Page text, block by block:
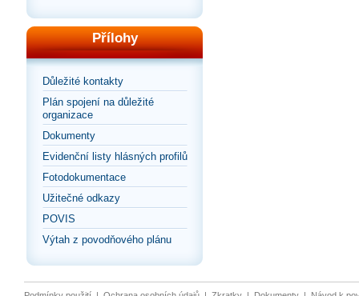
Přílohy
Důležité kontakty
Plán spojení na důležité
organizace
Dokumenty
Evidenční listy hlásných profilů
Fotodokumentace
Užitečné odkazy
POVIS
Výtah z povodňového plánu